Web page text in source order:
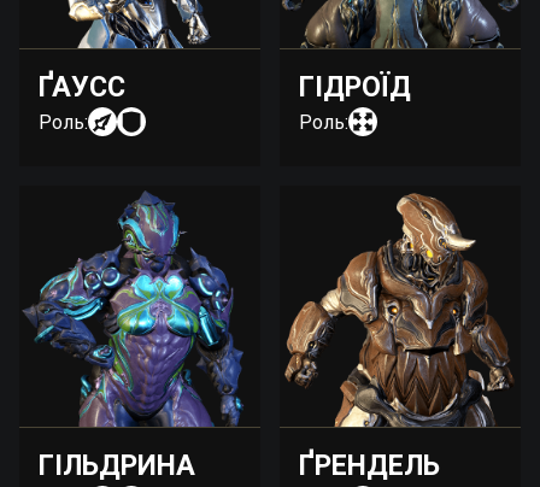
ҐАУСС
Роль:
ГІДРОЇД
Роль:
ГІЛЬДРИНА ҐРЕНДЕЛЬ